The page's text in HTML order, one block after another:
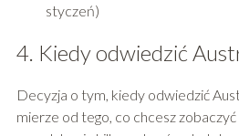
styczeń)
4. Kiedy odwiedzić
Decyzja o tym, kiedy odwiedzić
mierze od tego, co chcesz